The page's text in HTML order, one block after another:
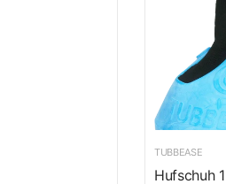
TUBBEASE
Hufschuh